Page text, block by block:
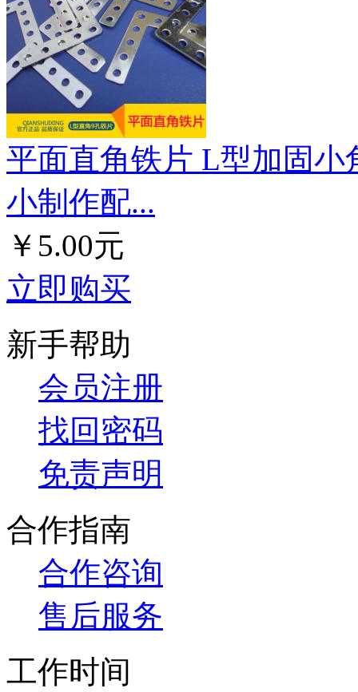
平面直角铁片 L型加固小
小制作配...
￥5.00元
立即购买
新手帮助
会员注册
找回密码
免责声明
合作指南
合作咨询
售后服务
工作时间